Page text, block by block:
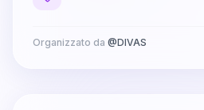
Organizzato da @DIVAS